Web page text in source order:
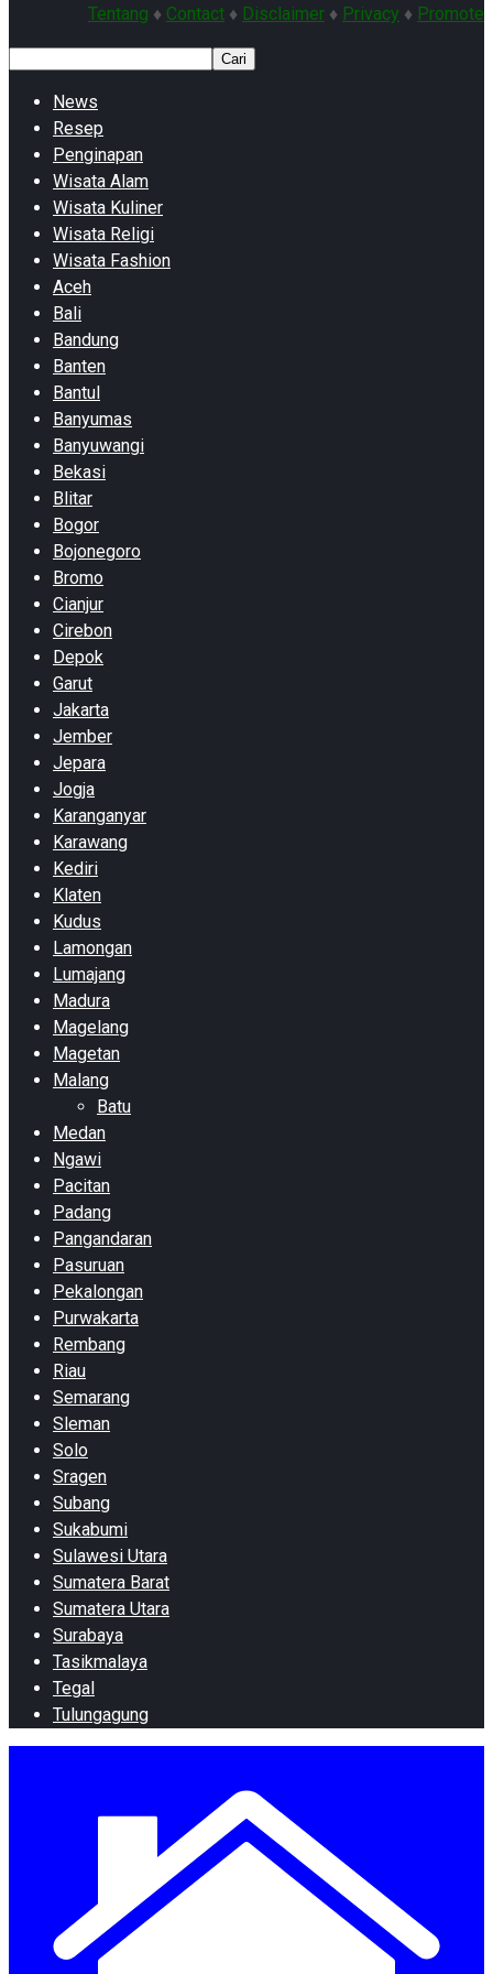
Tentang ♦ Contact ♦ Disclaimer ♦ Privacy ♦ Promote
Cari
News
Resep
Penginapan
Wisata Alam
Wisata Kuliner
Wisata Religi
Wisata Fashion
Aceh
Bali
Bandung
Banten
Bantul
Banyumas
Banyuwangi
Bekasi
Blitar
Bogor
Bojonegoro
Bromo
Cianjur
Cirebon
Depok
Garut
Jakarta
Jember
Jepara
Jogja
Karanganyar
Karawang
Kediri
Klaten
Kudus
Lamongan
Lumajang
Madura
Magelang
Magetan
Malang
Batu
Medan
Ngawi
Pacitan
Padang
Pangandaran
Pasuruan
Pekalongan
Purwakarta
Rembang
Riau
Semarang
Sleman
Solo
Sragen
Subang
Sukabumi
Sulawesi Utara
Sumatera Barat
Sumatera Utara
Surabaya
Tasikmalaya
Tegal
Tulungagung